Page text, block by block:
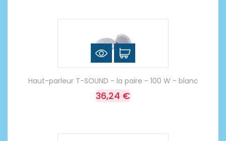
Haut-parleur T-SOUND - la paire - 100 W - blanc
36,24 €